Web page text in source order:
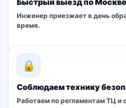
Быстрый выезд по Москве
Инженер приезжает в день
время.
🔒
Соблюдаем технику
Работаем по регламентам ТЦ и